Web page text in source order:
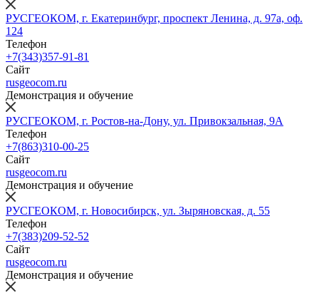
РУСГЕОКОМ, г. Екатеринбург, проспект Ленина, д. 97а, оф.
124
Телефон
+7(343)357-91-81
Сайт
rusgeocom.ru
Демонстрация и обучение
РУСГЕОКОМ, г. Ростов-на-Дону, ул. Привокзальная, 9А
Телефон
+7(863)310-00-25
Сайт
rusgeocom.ru
Демонстрация и обучение
РУСГЕОКОМ, г. Новосибирск, ул. Зыряновская, д. 55
Телефон
+7(383)209-52-52
Сайт
rusgeocom.ru
Демонстрация и обучение